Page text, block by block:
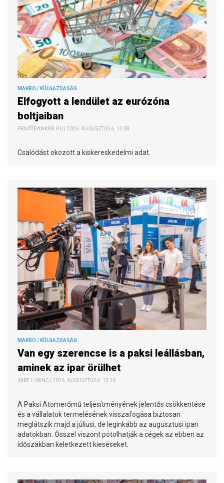
MAKRO / KÜLGAZDASÁG
Elfogyott a lendület az eurózóna
boltjaiban
PRIVÁTBANKÁR.HU | 2026. AUGUSZTUS 6. 13:38
Csalódást okozott a kiskereskedelmi adat.
MAKRO / KÜLGAZDASÁG
Van egy szerencse is a paksi leállásban,
aminek az ipar örülhet
IMRE LŐRINC | 2026. AUGUSZTUS 6. 13:16
A Paksi Atomerőmű teljesítményének jelentős csökkentése
és a vállalatok termelésének visszafogása biztosan
meglátszik majd a júliusi, de leginkább az augusztusi ipari
adatokban. Ősszel viszont pótolhatják a cégek az ebben az
időszakban keletkezett kieséseket.